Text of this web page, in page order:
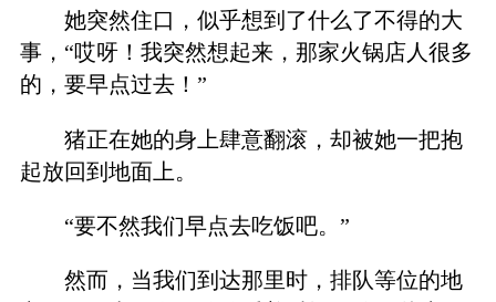
她突然住口，似乎想到了什么了不得的大
事，“哎呀！我突然想起来，那家火锅店人很多
的，要早点过去！”
猪正在她的身上肆意翻滚，却被她一把抱
起放回到地面上。
“要不然我们早点去吃饭吧。”
然而，当我们到达那里时，排队等位的地